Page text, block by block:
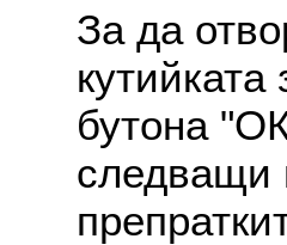
За да
бутона
следващи